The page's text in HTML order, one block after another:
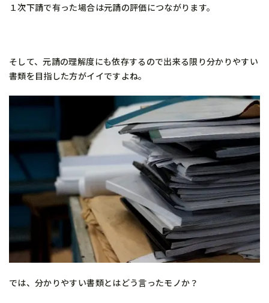
１次下請で有った場合は元請の評価につながります。
そして、元請の理解度にも依存するので出来る限り分かりやすい
書類を目指した方がイイですよね。
では、分かりやすい書類とはどう言ったモノか？